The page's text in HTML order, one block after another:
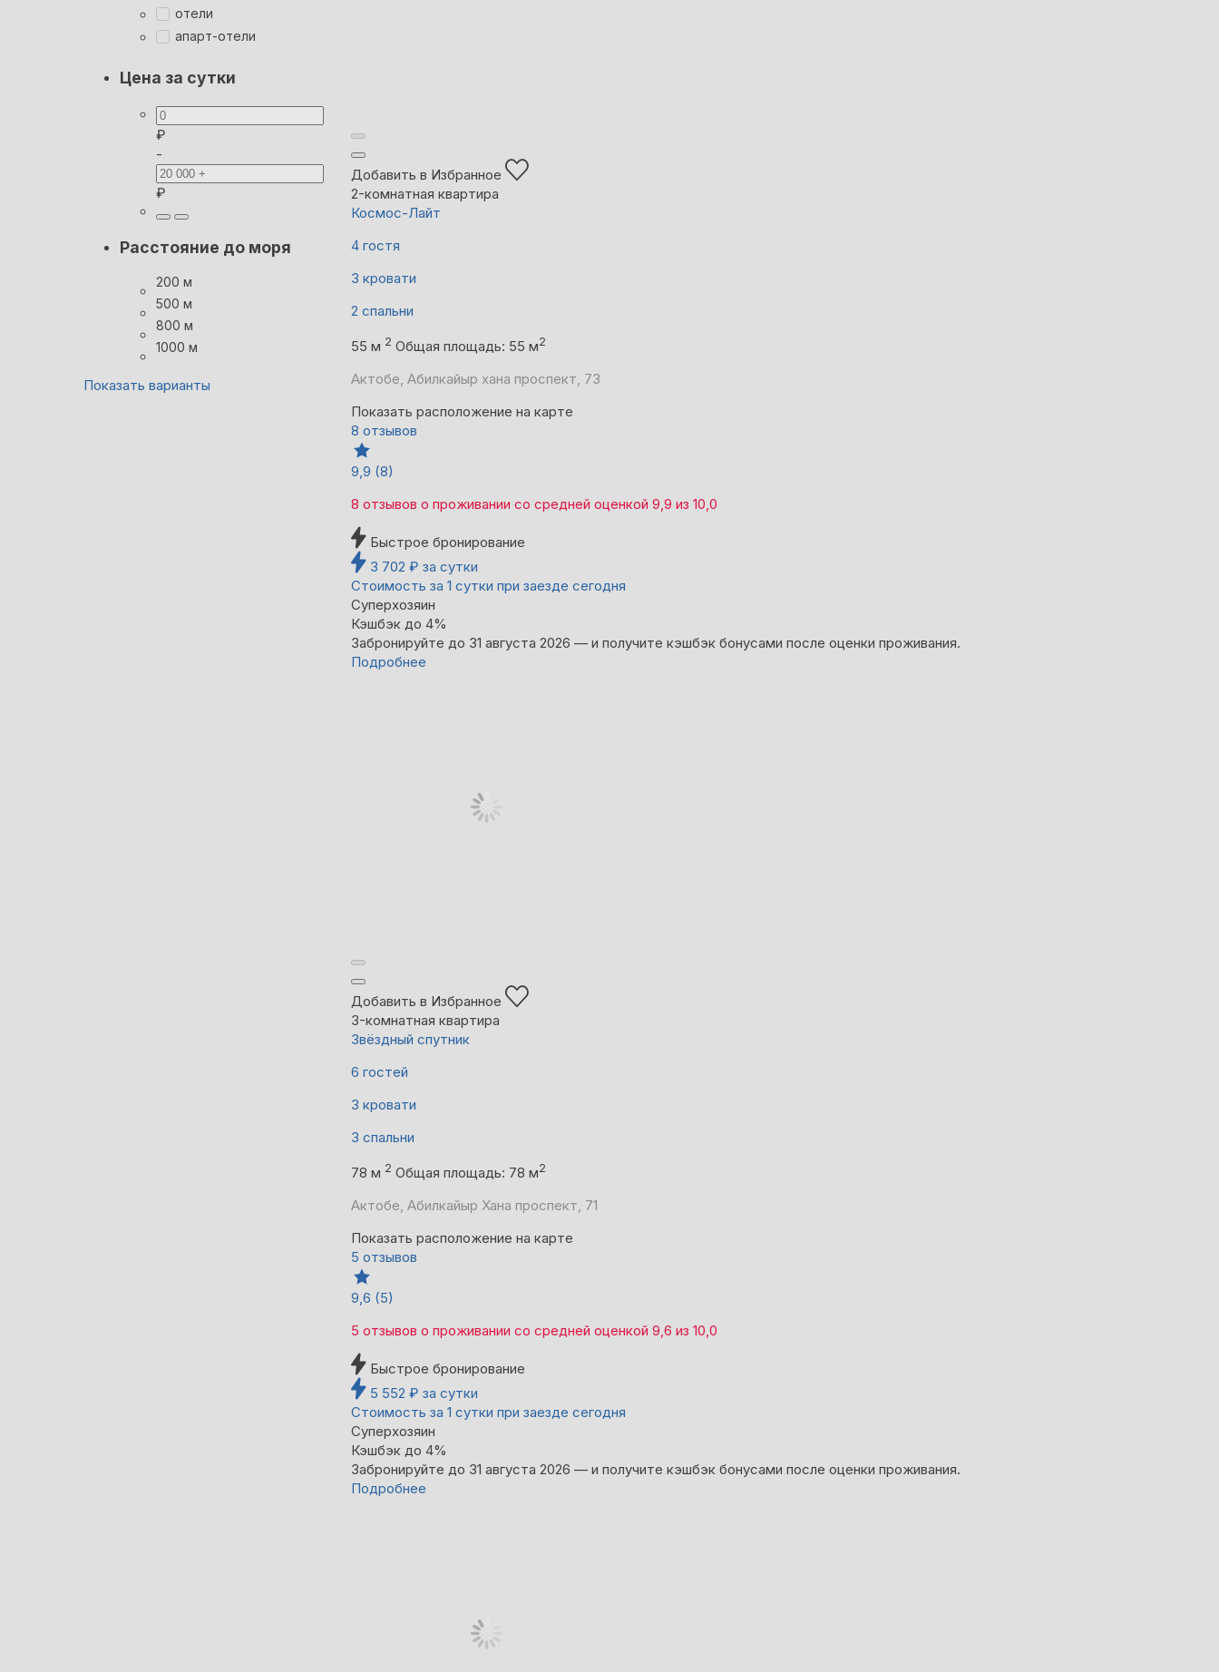
отели
апарт-отели
Цена за сутки
₽
-
₽
Расстояние до моря
200 м
500 м
800 м
1000 м
Показать варианты
Добавить в Избранное
2-комнатная квартира
Космос-Лайт
4 гостя
3 кровати
2 спальни
55 м 2 Общая площадь: 55 м2
Актобе, Абилкайыр хана проспект, 73
Показать расположение на карте
8 отзывов
9,9 (8)
8 отзывов о проживании со средней оценкой 9,9 из 10,0
Быстрое бронирование
3 702 ₽ за сутки
Стоимость за 1 сутки при заезде сегодня
Суперхозяин
Кэшбэк до 4%
Забронируйте до 31 августа 2026 — и получите кэшбэк бонусами после оценки проживания.
Подробнее
Добавить в Избранное
3-комнатная квартира
Звёздный спутник
6 гостей
3 кровати
3 спальни
78 м 2 Общая площадь: 78 м2
Актобе, Абилкайыр Хана проспект, 71
Показать расположение на карте
5 отзывов
9,6 (5)
5 отзывов о проживании со средней оценкой 9,6 из 10,0
Быстрое бронирование
5 552 ₽ за сутки
Стоимость за 1 сутки при заезде сегодня
Суперхозяин
Кэшбэк до 4%
Забронируйте до 31 августа 2026 — и получите кэшбэк бонусами после оценки проживания.
Подробнее